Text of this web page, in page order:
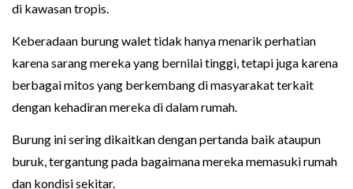
di kawasan tropis.
Keberadaan burung walet tidak hanya menarik perhatian
karena sarang mereka yang bernilai tinggi, tetapi juga karena
berbagai mitos yang berkembang di masyarakat terkait
dengan kehadiran mereka di dalam rumah.
Burung ini sering dikaitkan dengan pertanda baik ataupun
buruk, tergantung pada bagaimana mereka memasuki rumah
dan kondisi sekitar.